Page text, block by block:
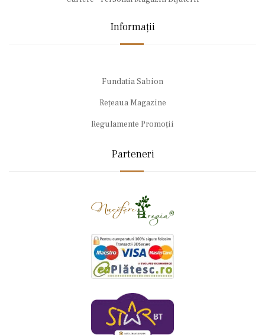
Informații
Fundatia Sabion
Rețeaua Magazine
Regulamente Promoții
Parteneri